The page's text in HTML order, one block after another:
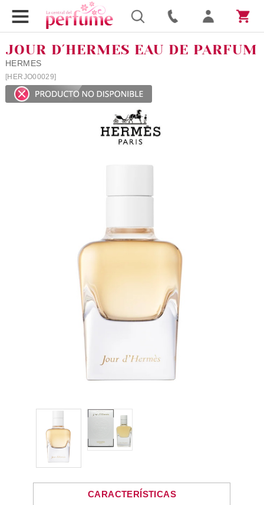
JOUR D´HERMES EAU DE PARFUM
HERMES
[HERJO00029]
CARACTERÍSTICAS